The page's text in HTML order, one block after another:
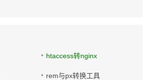
htaccess转nginx
rem与px转换工具